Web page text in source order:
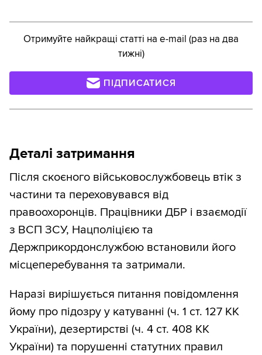
Отримуйте найкращі статті на e-mail (раз на два
тижні)
ПІДПИСАТИСЯ
Деталі затримання
Після скоєного військовослужбовець втік з
частини та переховувався від
правоохоронців. Працівники ДБР і взаємодії
з ВСП ЗСУ, Нацполіцією та
Держприкордонслужбою встановили його
місцеперебування та затримали.
Наразі вирішується питання повідомлення
йому про підозру у катуванні (ч. 1 ст. 127 КК
України), дезертирстві (ч. 4 ст. 408 КК
України) та порушенні статутних правил